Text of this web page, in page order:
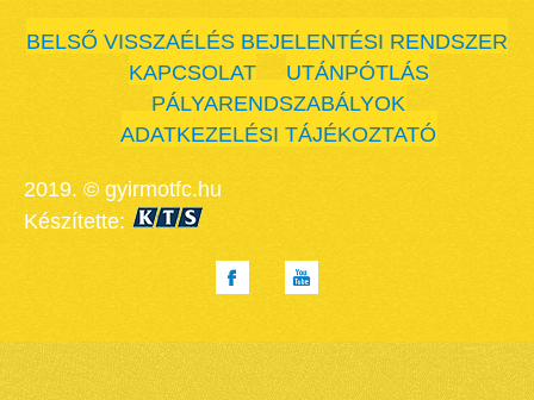
BELSŐ VISSZAÉLÉS BEJELENTÉSI RENDSZER
KAPCSOLAT
UTÁNPÓTLÁS
PÁLYARENDSZABÁLYOK
ADATKEZELÉSI TÁJÉKOZTATÓ
2019. © gyirmotfc.hu
Készítette: